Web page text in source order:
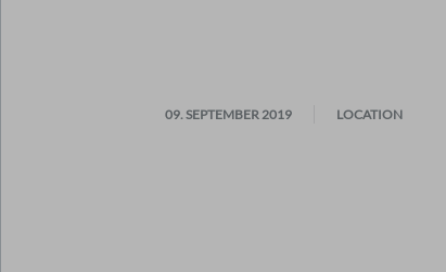
09. SEPTEMBER 2019 LOCATION